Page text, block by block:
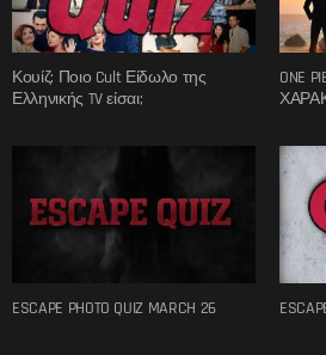
Κουίζ: Ποιο Cult Είδωλο της
Ελληνικής TV είσαι;
ONE
ESCAPE PHOTO QUIZ MARCH 26